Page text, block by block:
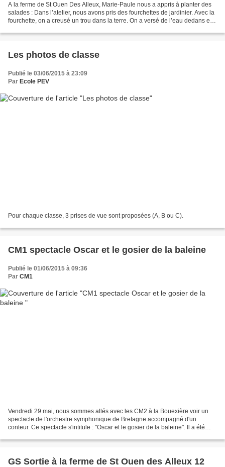
A la ferme de St Ouen Des Alleux, Marie-Paule nous a appris à planter des
salades : Dans l’atelier, nous avons pris des fourchettes de jardinier. Avec la
fourchette, on a creusé un trou dans la terre. On a versé de l’eau dedans et
Les photos de classe
Publié le 03/06/2015 à 23:09
Par Ecole PEV
Pour chaque classe, 3 prises de vue sont proposées (A, B ou C).
CM1 spectacle Oscar et le gosier de la baleine
Publié le 01/06/2015 à 09:36
Par CM1
Vendredi 29 mai, nous sommes allés avec les CM2 à la Bouexière voir un
spectacle de l'orchestre symphonique de Bretagne accompagné d'un
conteur. Ce spectacle s'intitule : "Oscar et le gosier de la baleine". Il a été
GS Sortie à la ferme de St Ouen des Alleux 12